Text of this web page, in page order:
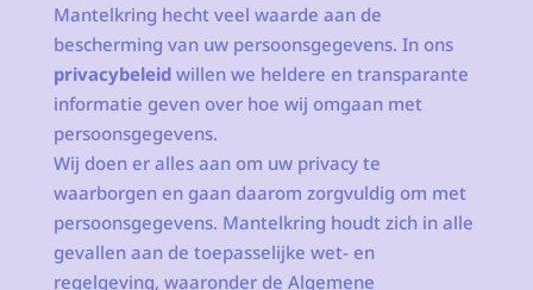
Mantelkring hecht veel waarde aan de
bescherming van uw persoonsgegevens. In ons
privacybeleidwillen we heldere en transparante
informatie geven over hoe wij omgaan met
persoonsgegevens.
Wij doen er alles aan om uw privacy te
waarborgen en gaan daarom zorgvuldig om met
persoonsgegevens. Mantelkring houdt zich in alle
gevallen aan de toepasselijke wet- en
regelgeving, waaronder de Algemene